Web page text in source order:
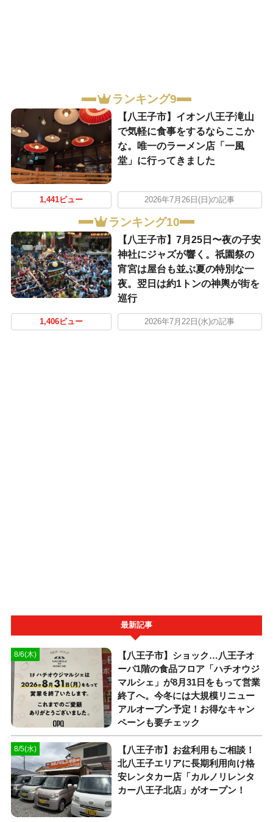
ランキング9
【八王子市】イオン八王子滝山
で気軽に食事をするならここか
な。唯一のラーメン店「一風
堂」に行ってきました
1,441ビュー 2026年7月26日(日)の記事
ランキング10
【八王子市】7月25日〜夜の子安
神社にジャズが響く。祇園祭の
宵宮は屋台も並ぶ夏の特別な一
夜。翌日は約1トンの神輿が街を
巡行
1,406ビュー 2026年7月22日(水)の記事
最新記事
8/6(木)
【八王子市】ショック…八王子オ
ーパ1階の食品フロア「ハチオウジ
マルシェ」が8月31日をもって営業
終了へ。今冬には大規模リニュー
アルオープン予定！お得なキャン
ペーンも要チェック
8/5(水)
【八王子市】お盆利用もご相談！
北八王子エリアに長期利用向け格
安レンタカー店「カルノリレンタ
カー八王子北店」がオープン！